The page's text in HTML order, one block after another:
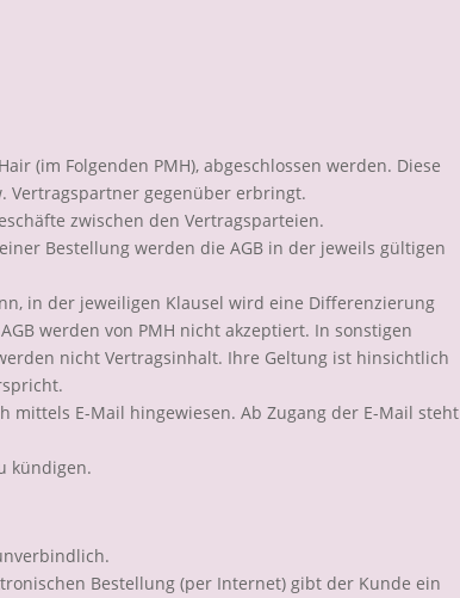
(im Folgenden PMH), abgeschlossen werden. Diese
Vertragspartner gegenüber erbringt.
zwischen den Vertragsparteien.
Bestellung werden die AGB in der jeweils gültigen
in der jeweiligen Klausel wird eine Differenzierung
werden von PMH nicht akzeptiert. In sonstigen
nicht Vertragsinhalt. Ihre Geltung ist hinsichtlich
mittels E-Mail hingewiesen. Ab Zugang der E-Mail steht
kündigen.
Bestellung (per Internet) gibt der Kunde ein